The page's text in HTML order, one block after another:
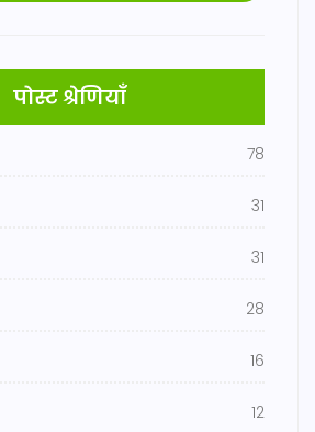
पोस्ट श्रेणियाँ
78
31
31
28
16
12